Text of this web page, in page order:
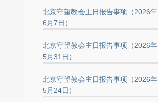
北京守望教会主日报告事项（2026年
6月7日）
北京守望教会主日报告事项（2026年
5月31日）
北京守望教会主日报告事项（2026年
5月24日）